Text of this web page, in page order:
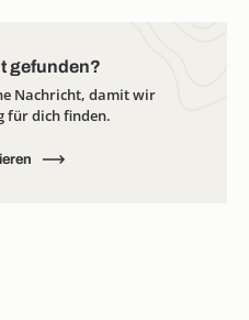
gefunden?
Nachricht, damit wir
für dich finden.